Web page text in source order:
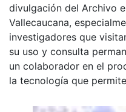
divulgación del Archivo
Vallecaucana,
investigadores que
su uso y consulta
un colaborador en el
la tecnología que